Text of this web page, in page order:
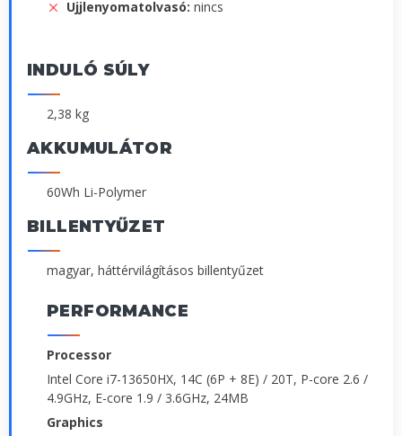
Ujjlenyomatolvasó: nincs
INDULÓ SÚLY
2,38 kg
AKKUMULÁTOR
60Wh Li-Polymer
BILLENTYŰZET
magyar, háttérvilágításos billentyűzet
PERFORMANCE
Processor
Intel Core i7-13650HX, 14C (6P + 8E) / 20T, P-core 2.6 /
4.9GHz, E-core 1.9 / 3.6GHz, 24MB
Graphics